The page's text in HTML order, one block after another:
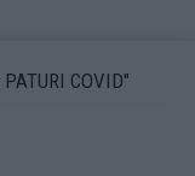
COVID"